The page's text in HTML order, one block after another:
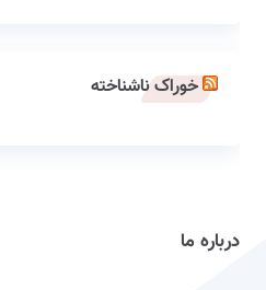
خوراک ناشناخته
درباره ما